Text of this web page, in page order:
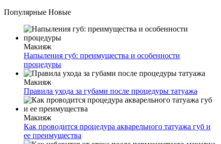
Популярные Новые
Макияж
Напыления губ: преимущества и особенности
процедуры
Макияж
Правила ухода за губами после процедуры татуажа
Макияж
Как проводится процедура акварельного татуажа губ и
ее преимущества